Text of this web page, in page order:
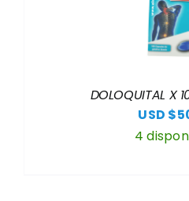
DOLOQUITAL X
USD $
4